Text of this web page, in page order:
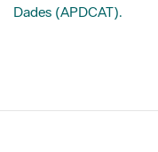
Dades (APDCAT).